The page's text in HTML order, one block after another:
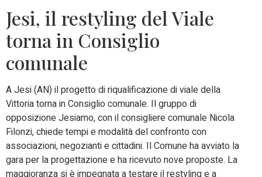
Jesi, il restyling del Viale
torna in Consiglio
comunale
A Jesi (AN) il progetto di riqualificazione di viale della
Vittoria torna in Consiglio comunale. Il gruppo di
opposizione Jesiamo, con il consigliere comunale Nicola
Filonzi, chiede tempi e modalità del confronto con
associazioni, negozianti e cittadini. Il Comune ha avviato la
gara per la progettazione e ha ricevuto nove proposte. La